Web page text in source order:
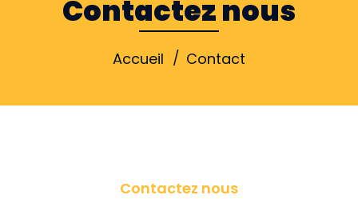
Contactez nous
Accueil Contact
Contactez nous